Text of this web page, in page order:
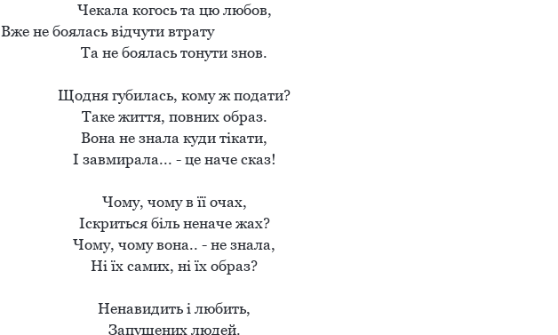
Чекала когось та цю любов,
Вже не боялась відчути втрату
Та не боялась тонути знов.
Щодня губилась, кому ж подати?
Таке життя, повних образ.
Вона не знала куди тікати,
І завмирала... - це наче сказ!
Чому, чому в її очах,
Іскриться біль неначе жах?
Чому, чому вона.. - не знала,
Ні їх самих, ні їх образ?
Ненавидить і любить,
Запущених людей.